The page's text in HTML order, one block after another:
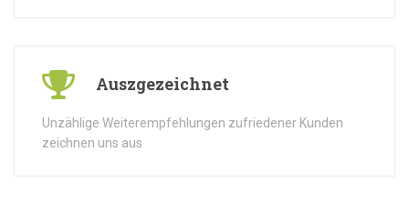
Auszgezeichnet
Unzählige Weiterempfehlungen zufriedener Kunden
zeichnen uns aus